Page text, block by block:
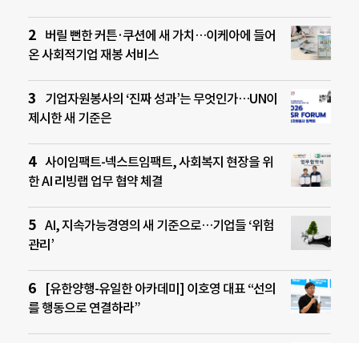
버릴 뻔한 커튼·쿠션에 새 가치…이케아에 들어
온 사회적기업 재봉 서비스
기업자원봉사의 ‘진짜 성과’는 무엇인가…UN이
제시한 새 기준은
사이임팩트-넥스트임팩트, 사회복지 현장을 위
한 AI 리빙랩 업무 협약 체결
AI, 지속가능경영의 새 기준으로…기업들 ‘위험
관리’
[유한양행-유일한 아카데미] 이호영 대표 “선의
를 행동으로 연결하라”